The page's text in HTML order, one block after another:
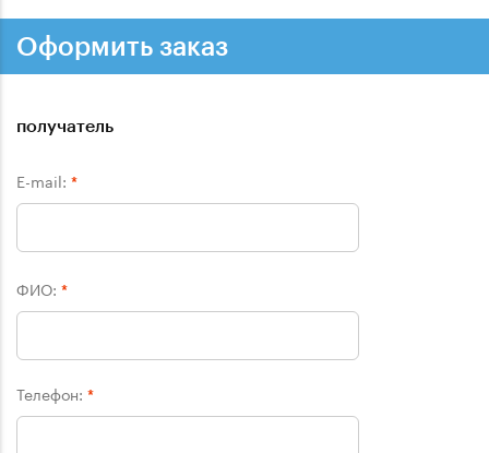
Оформить заказ
получатель
E-mail: *
ФИО: *
Телефон: *